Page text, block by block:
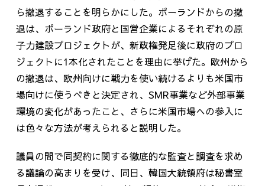
ら撤退することを明らかにした。ポーランドからの撤
退は、ポーランド政府と国営企業によるそれぞれの原
子力建設プロジェクトが、新政権発足後に政府のプロ
ジェクトに1本化されたことを理由に挙げた。欧州から
の撤退は、欧州向けに戦力を使い続けるよりも米国市
場向けに使うべきと決定され、SMR事業など外部事業
環境の変化があったこと、さらに米国市場への参入に
は色々な方法が考えられると説明した。
議員の間で同契約に関する徹底的な監査と調査を求め
る議論の高まりを受け、同日、韓国大統領府は秘書室